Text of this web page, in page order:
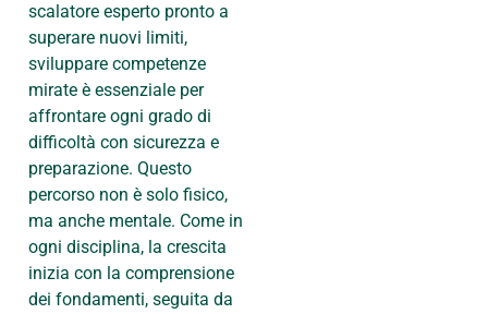
scalatore esperto pronto a
superare nuovi limiti,
sviluppare competenze
mirate è essenziale per
affrontare ogni grado di
difficoltà con sicurezza e
preparazione. Questo
percorso non è solo fisico,
ma anche mentale. Come in
ogni disciplina, la crescita
inizia con la comprensione
dei fondamenti, seguita da